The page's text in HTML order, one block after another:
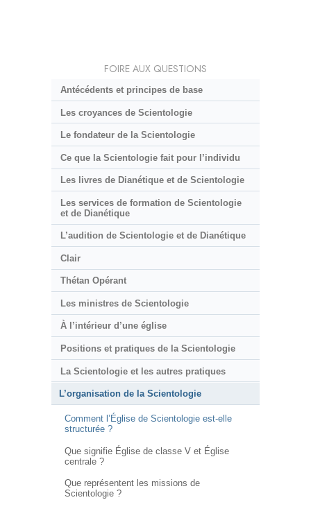
FOIRE AUX QUESTIONS
Antécédents et principes de base
Les croyances de Scientologie
Le fondateur de la Scientologie
Ce que la Scientologie fait pour l’individu
Les livres de Dianétique et de Scientologie
Les services de formation de Scientologie
et de Dianétique
L’audition de Scientologie et de Dianétique
Clair
Thétan Opérant
Les ministres de Scientologie
À l’intérieur d’une église
Positions et pratiques de la Scientologie
La Scientologie et les autres pratiques
L’organisation de la Scientologie
Comment l’Église de Scientologie est-elle
structurée ?
Que signifie Église de classe V et Église
centrale ?
Que représentent les missions de
Scientologie ?